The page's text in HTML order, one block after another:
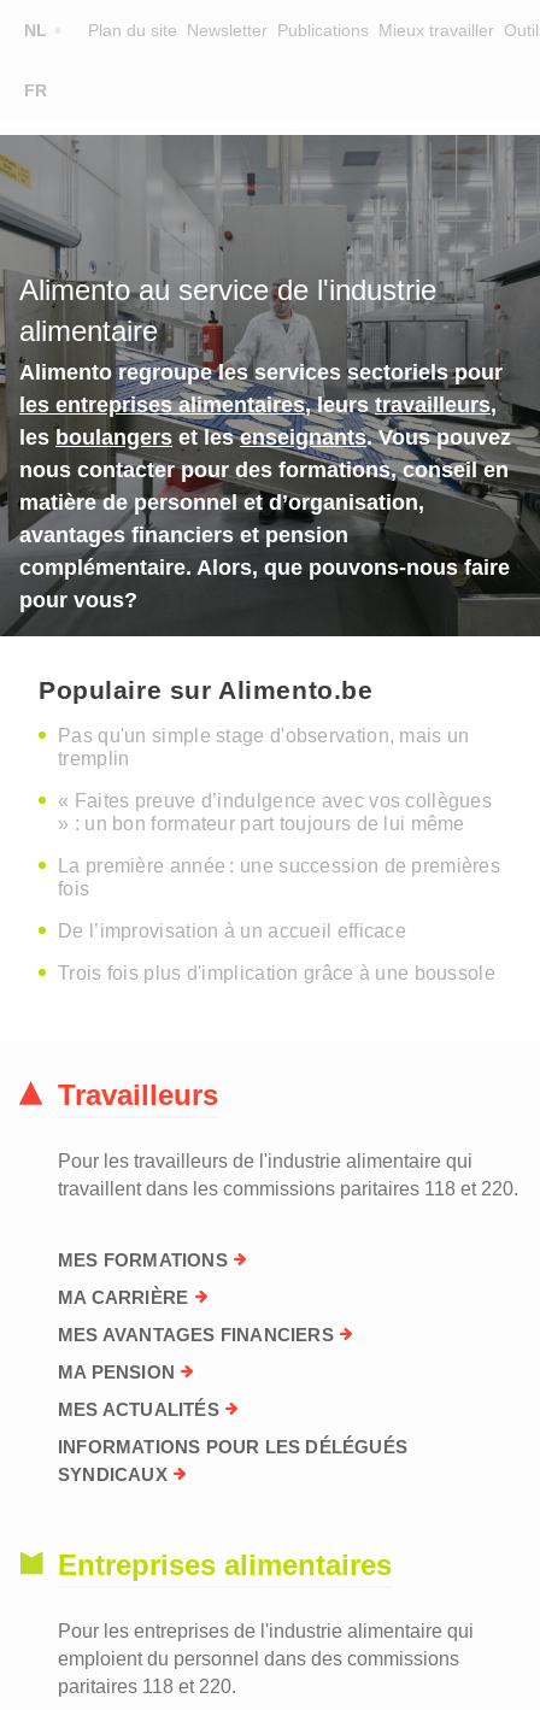
NL
FR
Plan du site Newsletter Publications Mieux travailler
Main
navigation
FORMATION
SUR ALIMENTO
EQUIPE
CONTACT
CHERCHER UNE FORMATION
Alimento au service de l'industrie
alimentaire
Alimento regroupe les services sectoriels pour
les entreprises alimentaires, leurstravailleurs,
les boulangers et lesenseignants. Vous pouvez
nous contacter pour des formations, conseil en
matière de personnel et d’organisation,
avantages financiers et pension
complémentaire. Alors, que pouvons-nous faire
pour vous?
Populaire sur Alimento.be
Pas qu'un simple stage d'observation, mais un
tremplin
« Faites preuve d’indulgence avec vos collègues
» : un bon formateur part toujours de lui même
La première année : une succession de premières
fois
De l’improvisation à un accueil efficace
Trois fois plus d'implication grâce à une boussole
Travailleurs
Pour les travailleurs de l'industrie alimentaire qui
travaillent dans les commissions paritaires 118 et 220.
MES FORMATIONS
MA CARRIÈRE
MES AVANTAGES FINANCIERS
MA PENSION
MES ACTUALITÉS
INFORMATIONS POUR LES DÉLÉGUÉS
SYNDICAUX
Entreprises alimentaires
Pour les entreprises de l'industrie alimentaire qui
emploient du personnel dans des commissions
paritaires 118 et 220.